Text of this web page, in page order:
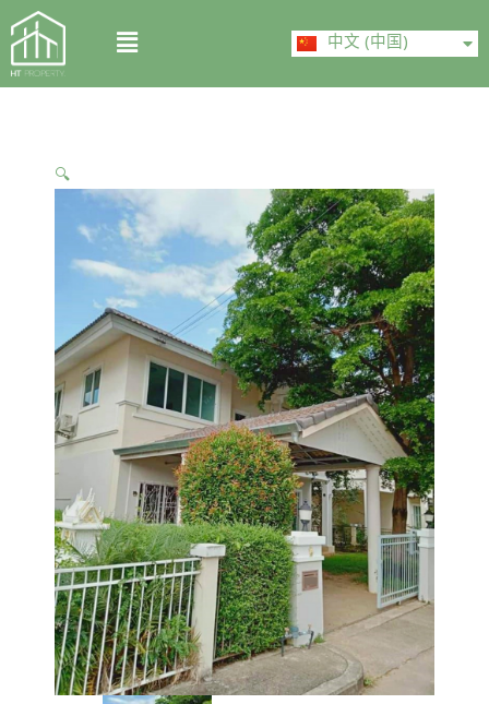
Skip
to
content
Menu 中文 (中国)
English
🔍